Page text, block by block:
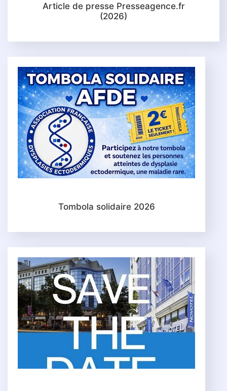
Article de presse Presseagence.fr
(2026)
Tombola solidaire 2026